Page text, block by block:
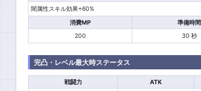
闇属性スキル効果+60%
消費MP
準備時間
200
30 秒
完凸・レベル最大時ステータス
戦闘力 ATK